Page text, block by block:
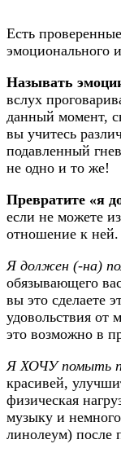
Есть
эмоционального
Называть
вслух
данный момент,
вы учитесь
подавленный
не одно и то же!
Превратите «я
если не можете
отношение к
Я должен (-на)
обязывающего
вы это сделаете
удовольствия от
это возможно в
Я ХОЧУ помыть
красивей,
физическая
музыку и
линолеум) после